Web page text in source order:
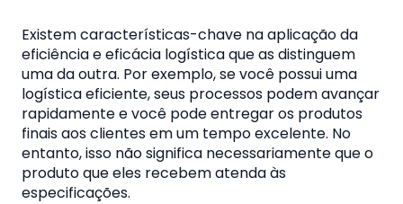
Existem características-chave na aplicação da
eficiência e eficácia logística que as distinguem
uma da outra. Por exemplo, se você possui uma
logística eficiente, seus processos podem avançar
rapidamente e você pode entregar os produtos
finais aos clientes em um tempo excelente. No
entanto, isso não significa necessariamente que o
produto que eles recebem atenda às
especificações.